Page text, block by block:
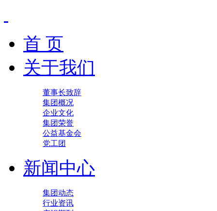
首 页
关于我们
董事长致辞
集团概况
企业文化
集团荣誉
公益基金会
党工团
新闻中心
集团动态
行业资讯